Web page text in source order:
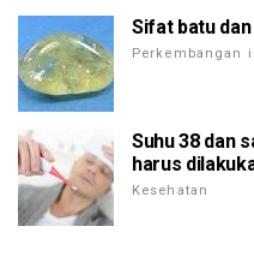
Sifat batu
Perkembangan
Suhu 38 dan
harus
Kesehatan